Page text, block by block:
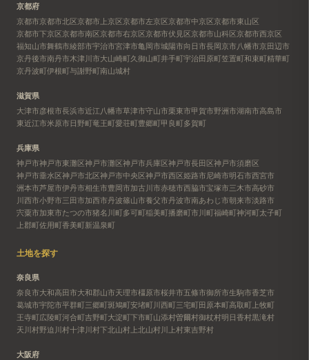
京都府
京都市京都市北区京都市上京区京都市左京区京都市中京区京都市東山区
京都市下京区京都市南区京都市右京区京都市伏見区京都市山科区京都市西京区
福知山市舞鶴市綾部市宇治市宮津市亀岡市城陽市向日市長岡京市八幡市京田辺市
京丹後市南丹市木津川市大山崎町久御山町井手町宇治田原町笠置町和束町精華町
京丹波町伊根町与謝野町南山城村
滋賀県
大津市彦根市長浜市近江八幡市草津市守山市栗東市甲賀市野洲市湖南市高島市
東近江市米原市日野町竜王町愛荘町豊郷町甲良町多賀町
兵庫県
神戸市神戸市東灘区神戸市灘区神戸市兵庫区神戸市長田区神戸市須磨区
神戸市垂水区神戸市北区神戸市中央区神戸市西区姫路市尼崎市明石市西宮市
洲本市芦屋市伊丹市相生市豊岡市加古川市赤穂市西脇市宝塚市三木市高砂市
川西市小野市三田市加西市丹波篠山市養父市丹波市南あわじ市朝来市淡路市
宍粟市加東市たつの市猪名川町多可町稲美町播磨町市川町福崎町神河町太子町
上郡町佐用町香美町新温泉町
土地を探す
奈良県
奈良市大和高田市大和郡山市天理市橿原市桜井市五條市御所市生駒市香芝市
葛城市宇陀市平群町三郷町斑鳩町安堵町川西町三宅町田原本町高取町 上牧町
王寺町広陵町河合町吉野町大淀町下市町山添村曽爾村御杖村明日香村黒滝村
天川村野迫川村十津川村下北山村 上北山村川上村東吉野村
大阪府